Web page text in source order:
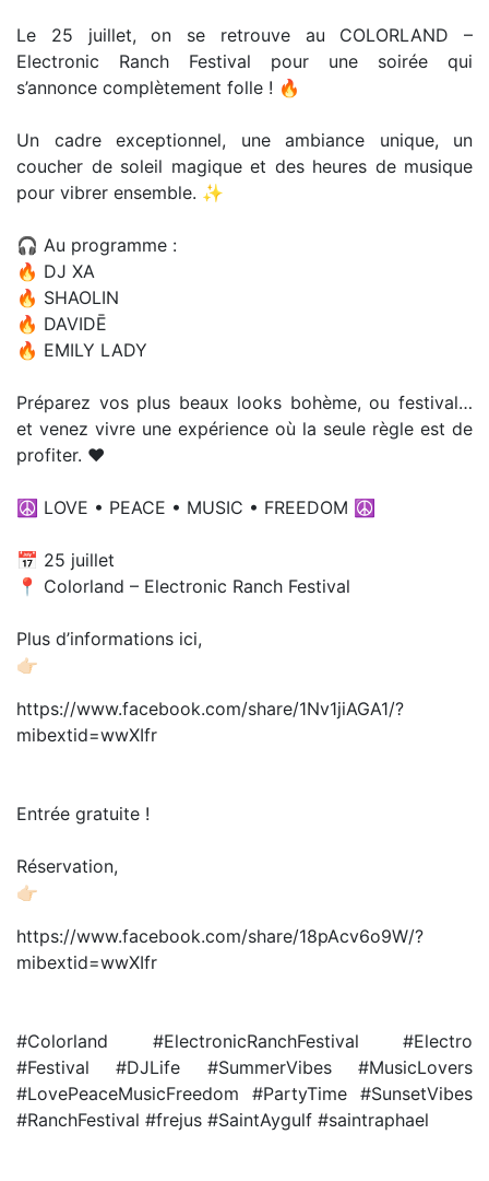
Le 25 juillet, on se retrouve au COLORLAND –
Electronic Ranch Festival pour une soirée qui
s’annonce complètement folle ! 🔥
Un cadre exceptionnel, une ambiance unique, un
coucher de soleil magique et des heures de musique
pour vibrer ensemble. ✨
🎧 Au programme :
🔥 DJ XA
🔥 SHAOLIN
🔥 DAVIDĒ
🔥 EMILY LADY
Préparez vos plus beaux looks bohème, ou festival…
et venez vivre une expérience où la seule règle est de
profiter. ❤️
☮️ LOVE • PEACE • MUSIC • FREEDOM ☮️
📅 25 juillet
📍 Colorland – Electronic Ranch Festival
Plus d’informations ici,
👉🏻
https://www.facebook.com/share/1Nv1jiAGA1/?
mibextid=wwXIfr
Entrée gratuite !
Réservation,
👉🏻
https://www.facebook.com/share/18pAcv6o9W/?
mibextid=wwXIfr
#Colorland #ElectronicRanchFestival #Electro
#Festival #DJLife #SummerVibes #MusicLovers
#LovePeaceMusicFreedom #PartyTime #SunsetVibes
#RanchFestival #frejus #SaintAygulf #saintraphael